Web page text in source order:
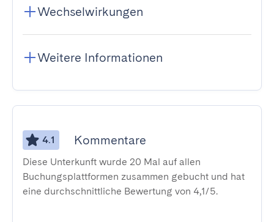
Wechselwirkungen
Weitere Informationen
4.1 Kommentare
Diese Unterkunft wurde 20 Mal auf allen
Buchungsplattformen zusammen gebucht und hat
eine durchschnittliche Bewertung von 4,1/5.